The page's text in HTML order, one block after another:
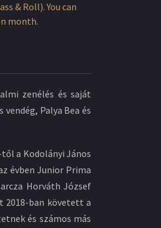
& Roll). You can
month.
zenélés és saját
Palya Bea és
a Kodolányi János
évben Junior Prima
Horváth József
2018-ban követett a
és számos más